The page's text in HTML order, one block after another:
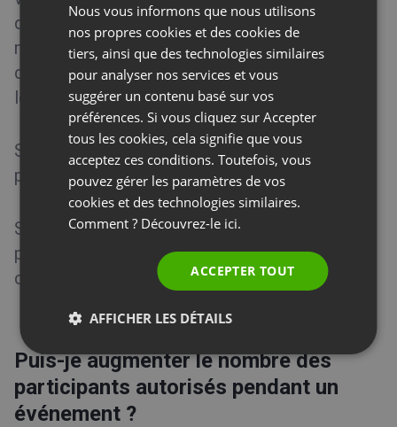
quelques jours ouvrés avant le début du
nouveau cycle de facturation. Cela permettra
d’exécuter efficacement les changements et
les procédures.
Sachez qu’il est impossible de repasser d’un
plan payant à un compte d’essai gratuit.
Sachez également que la souscription d’un
plan inférieur entraînera la nullité de tous vos
codes promotionnels.
Puis-je augmenter le nombre des
participants autorisés pendant un
événement ?
FRENCH
SPANISH
PORTUGUESE
Nous vous informons que nous utilisons
nos propres cookies et des cookies de
tiers, ainsi que des technologies similaires
pour analyser nos services et vous
suggérer un contenu basé sur vos
préférences. Si vous cliquez sur Accepter
tous les cookies, cela signifie que vous
acceptez ces conditions. Toutefois, vous
pouvez gérer les paramètres de vos
cookies et des technologies similaires.
Comment ? Découvrez-le ici.
ACCEPTER TOUT
AFFICHER LES DÉTAILS